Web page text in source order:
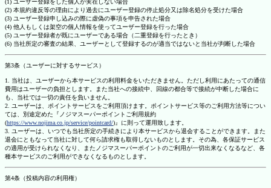
(1) ユーザー登録をした個人が実在しない場合
(2) 本規約違反等の理由により過去にユーザー登録の停止処分又は除名処分を受けた場合
(3) ユーザー登録申し込みの際に虚偽の事項を申告された場合
(4) 他人もしくは架空の個人情報を使ってユーザー登録を行った場合
(5) ユーザー登録者が既にユーザーである場合（二重登録を行ったとき）
(6) 当社所定の審査の結果、ユーザーとして登録するのが適当ではないと当社が判断した場合
第3条（ユーザーに対するサービス）
1. 当社は、ユーザーから本サービスの利用料金をいただきません。ただし利用にあたっての通信
費用はユーザーの負担とします。また当社への接続中、回線の都合等で接続が中断した場合に
も、当社では一切の責任を負いません。
2. ユーザーは、ポイントサービスをご利用頂けます。ポイントサービス等のご利用方法等につい
ては、別途定めた『ノジマスーパーポイントご利用規約
(https://www.nojima.co.jp/service/pointcard/)』に則って運用致します。
3. ユーザーは、いつでも当社所定の手続きにより本サービスから退会することができます。また
退会にともなって当社に対して何ら請求権も取得しないものとします。その為、各保証サービス
の適用が受けられなくなり、またノジマスーパーポイントのご利用が一切出来なくなるなど、各
種本サービスのご利用ができなくなるものとします。
第4条（投稿内容の利用権）